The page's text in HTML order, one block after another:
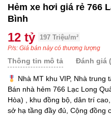
Hẻm xe hơi giá rẻ 766
Bình
12 tỷ 197 Triệu/m²
P/s: Giá bán này có thương lượng
Thông tin mô tả Đánh giá
Nhà MT khu VIP, Nhà trung
Bán nhà hẻm 766 Lạc Long
Hòa) , khu đồng bộ, dân trí
sở hạ tầng đầy đủ, Cộng đồng